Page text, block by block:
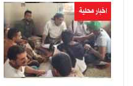
اخبار محلية